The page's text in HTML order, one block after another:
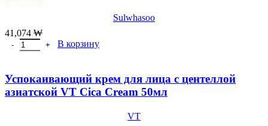
Sulwhasoo
41,074 ₩
Количество товара Активирующая маска для лица First Care, 5
В корзину
Успокаивающий крем для лица с центеллой
азиатской VT Cica Cream 50мл
VT